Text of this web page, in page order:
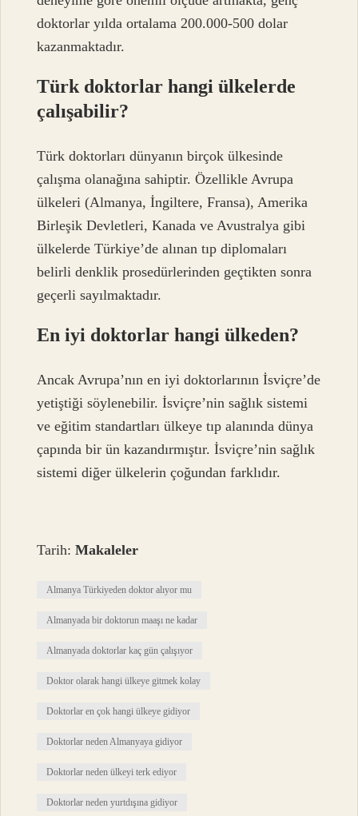
doktorlar yılda ortalama 200.000-500 dolar
kazanmaktadır.
Türk doktorlar hangi ülkelerde
çalışabilir?
Türk doktorları dünyanın birçok ülkesinde
çalışma olanağına sahiptir. Özellikle Avrupa
ülkeleri (Almanya, İngiltere, Fransa), Amerika
Birleşik Devletleri, Kanada ve Avustralya gibi
ülkelerde Türkiye’de alınan tıp diplomaları
belirli denklik prosedürlerinden geçtikten sonra
geçerli sayılmaktadır.
En iyi doktorlar hangi ülkeden?
Ancak Avrupa’nın en iyi doktorlarının İsviçre’de
yetiştiği söylenebilir. İsviçre’nin sağlık sistemi
ve eğitim standartları ülkeye tıp alanında dünya
çapında bir ün kazandırmıştır. İsviçre’nin sağlık
sistemi diğer ülkelerin çoğundan farklıdır.
Tarih:Makaleler
Almanya Türkiyeden doktor alıyor mu
Almanyada bir doktorun maaşı ne kadar
Almanyada doktorlar kaç gün çalışıyor
Doktor olarak hangi ülkeye gitmek kolay
Doktorlar en çok hangi ülkeye gidiyor
Doktorlar neden Almanyaya gidiyor
Doktorlar neden ülkeyi terk ediyor
Doktorlar neden yurtdışına gidiyor